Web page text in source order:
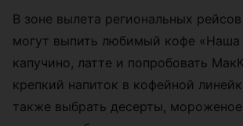
В зоне вылета региональных
могут выпить любимый кофе «Наша
капучино, латте и попробовать
крепкий напиток в кофейной
также выбрать десерты,